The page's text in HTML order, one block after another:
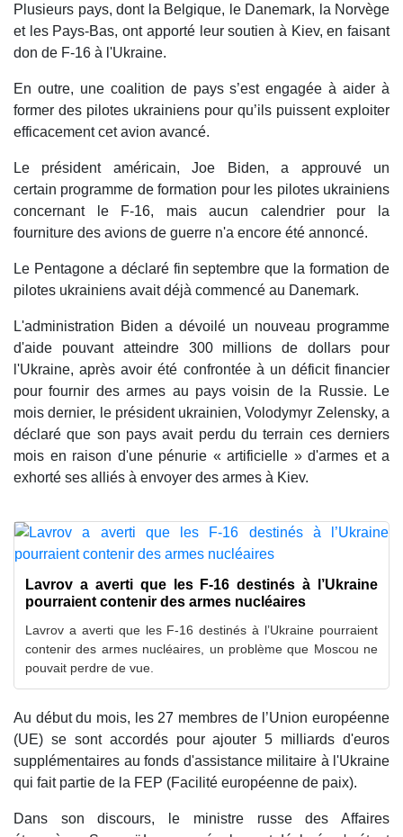
Plusieurs pays, dont la Belgique, le Danemark, la Norvège
et les Pays-Bas, ont apporté leur soutien à Kiev, en faisant
don de F-16 à l'Ukraine.
En outre, une coalition de pays s’est engagée à aider à
former des pilotes ukrainiens pour qu’ils puissent exploiter
efficacement cet avion avancé.
Le président américain, Joe Biden, a approuvé un
certain programme de formation pour les pilotes ukrainiens
concernant le F-16, mais aucun calendrier pour la
fourniture des avions de guerre n'a encore été annoncé.
Le Pentagone a déclaré fin septembre que la formation de
pilotes ukrainiens avait déjà commencé au Danemark.
L'administration Biden a dévoilé un nouveau programme
d'aide pouvant atteindre 300 millions de dollars pour
l'Ukraine, après avoir été confrontée à un déficit financier
pour fournir des armes au pays voisin de la Russie. Le
mois dernier, le président ukrainien, Volodymyr Zelensky, a
déclaré que son pays avait perdu du terrain ces derniers
mois en raison d'une pénurie « artificielle » d'armes et a
exhorté ses alliés à envoyer des armes à Kiev.
Lavrov a averti que les F-16 destinés à l’Ukraine
pourraient contenir des armes nucléaires
Lavrov a averti que les F-16 destinés à l’Ukraine pourraient
contenir des armes nucléaires, un problème que Moscou ne
pouvait perdre de vue.
Au début du mois, les 27 membres de l’Union européenne
(UE) se sont accordés pour ajouter 5 milliards d'euros
supplémentaires au fonds d'assistance militaire à l'Ukraine
qui fait partie de la FEP (Facilité européenne de paix).
Dans son discours, le ministre russe des Affaires